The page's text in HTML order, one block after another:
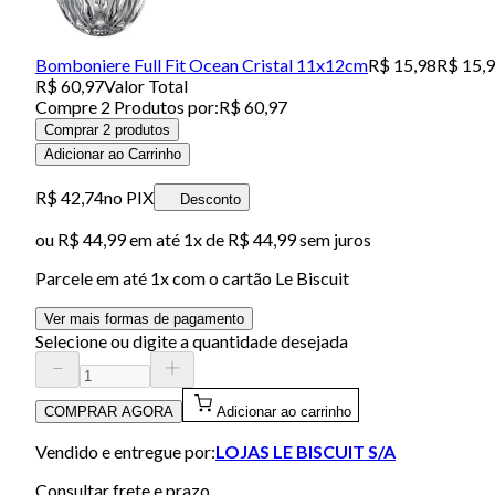
Bomboniere Full Fit Ocean Cristal 11x12cmR$ 15,98R$
R$ 60,97Valor Total
Compre 2 Produtos por:R$ 60,97
Comprar 2 produtos
Adicionar ao Carrinho
R$ 42,74no PIX Desconto
ou R$ 44,99em até 1x de R$ 44,99sem juros
Parcele em até 1x com o cartão Le Biscuit
Ver mais formas de pagamento
Selecione ou digite a quantidade desejada
COMPRAR AGORA Adicionar ao carrinho
Vendido e entregue por:LOJAS LE BISCUIT S/A
Consultar frete e prazo